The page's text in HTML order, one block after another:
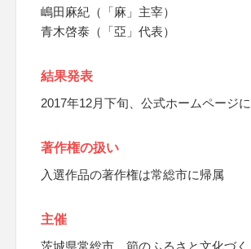
嶋田麻紀（「麻」主宰）
青木啓泰（「亞」代表）
結果発表
2017年12月下旬、公式ホームページ
著作権の扱い
入選作品の著作権は常総市に帰属
主催
茨城県常総市、節のふるさと文化づ